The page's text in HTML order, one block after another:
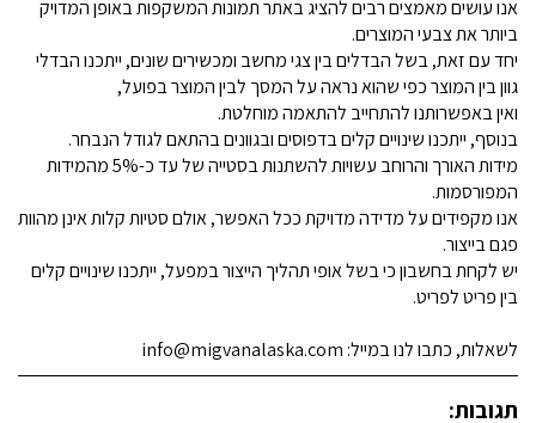
אנו עושים מאמצים רבים להציג באתר תמונות המשקפות באופן המדויק
ביותר את צבעי המוצרים.
יחד עם זאת, בשל הבדלים בין צגי מחשב ומכשירים שונים, ייתכנו הבדלי
גוון בין המוצר כפי שהוא נראה על המסך לבין המוצר בפועל,
ואין באפשרותנו להתחייב להתאמה מוחלטת.
בנוסף, ייתכנו שינויים קלים בדפוסים ובגוונים בהתאם לגודל הנבחר.
מידות האורך והרוחב עשויות להשתנות בסטייה של עד כ-5% מהמידות
המפורסמות.
אנו מקפידים על מדידה מדויקת ככל האפשר, אולם סטיות קלות אינן מהוות
פגם בייצור.
יש לקחת בחשבון כי בשל אופי תהליך הייצור במפעל, ייתכנו שינויים קלים
בין פריט לפריט.
לשאלות, כתבו לנו במייל: info@migvanalaska.com
תגובות: